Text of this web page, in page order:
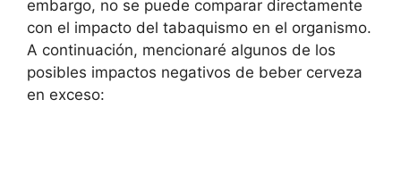
embargo, no se puede comparar directamente
con el impacto del tabaquismo en el organismo.
A continuación, mencionaré algunos de los
posibles impactos negativos de beber cerveza
en exceso: